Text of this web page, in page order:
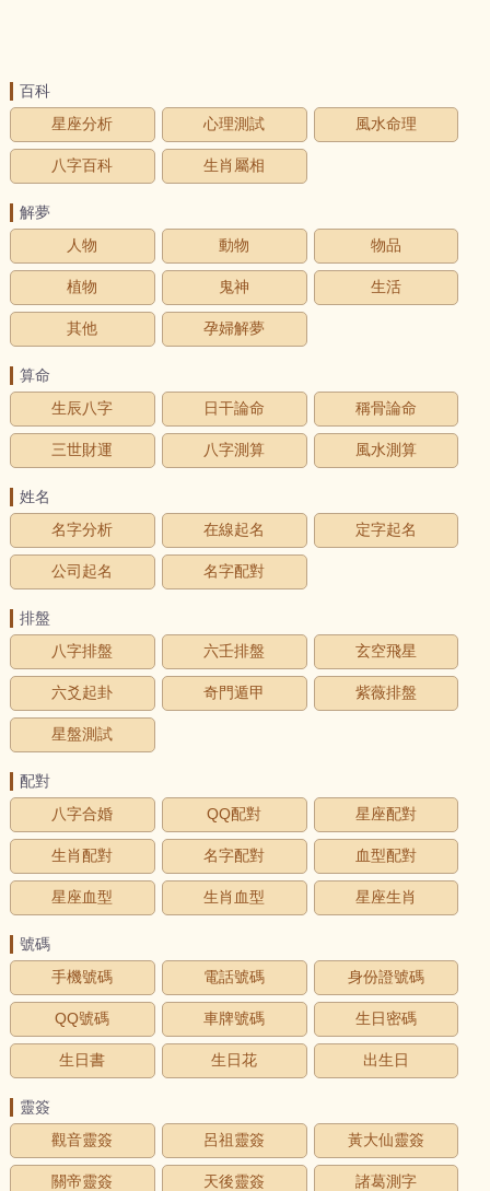
百科
星座分析
心理測試 風水命理
八字百科 生肖屬相
解夢
人物
動物 物品
植物 鬼神 生活
其他 孕婦解夢
算命
生辰八字
日干論命 稱骨論命
三世財運 八字測算 風水測算
姓名
名字分析
在線起名 定字起名
公司起名 名字配對
排盤
八字排盤
六壬排盤 玄空飛星
六爻起卦 奇門遁甲 紫薇排盤
星盤測試
配對
八字合婚
QQ配對 星座配對
生肖配對 名字配對 血型配對
星座血型 生肖血型 星座生肖
號碼
手機號碼
電話號碼 身份證號碼
QQ號碼 車牌號碼 生日密碼
生日書 生日花 出生日
靈簽
觀音靈簽
呂祖靈簽 黃大仙靈簽
關帝靈簽 天後靈簽 諸葛測字